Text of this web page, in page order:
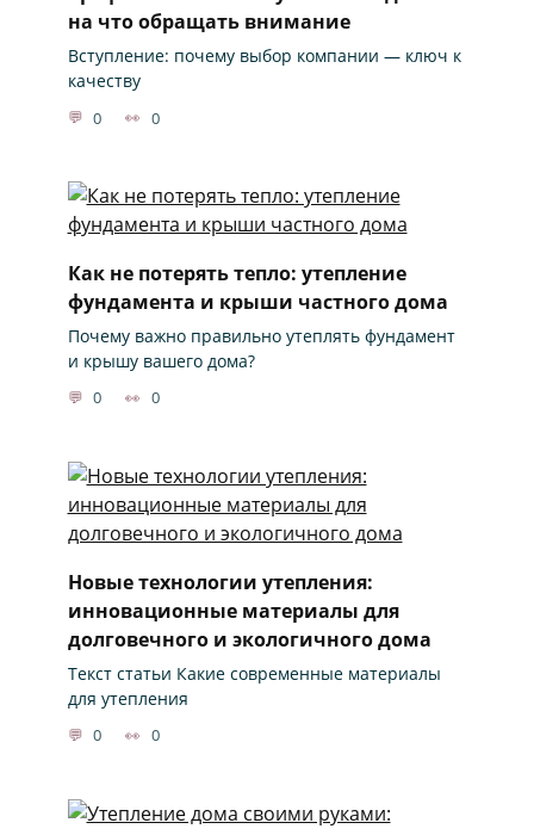
на что обращать внимание
Вступление: почему выбор компании — ключ к
качеству
0 0
Как не потерять тепло: утепление
фундамента и крыши частного дома
Почему важно правильно утеплять фундамент
и крышу вашего дома?
0 0
Новые технологии утепления:
инновационные материалы для
долговечного и экологичного дома
Текст статьи Какие современные материалы
для утепления
0 0